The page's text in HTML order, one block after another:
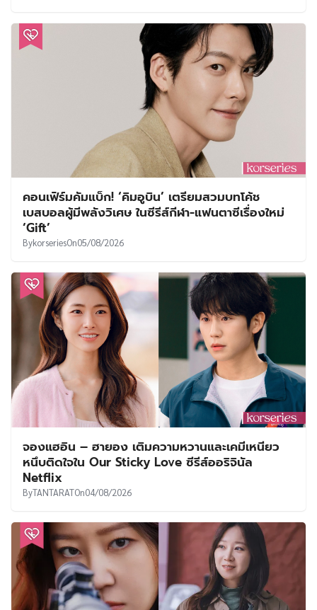
คอนเฟิร์มคัมแบ็ก! ‘คิมอูบิน’ เตรียมสวมบทโค้ช
เบสบอลผู้มีพลังวิเศษ ในซีรีส์กีฬา-แฟนตาซีเรื่องใหม่
‘Gift’
BykorseriesOn05/08/2026
จองแฮอิน – ฮายอง เติมความหวานและเคมีเหนียว
หนึบติดใจใน Our Sticky Love ซีรีส์ออริจินัล
Netflix
ByTANTARATOn04/08/2026